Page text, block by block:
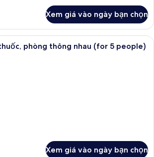
Xem giá vào ngày bạn chọn
Phòng, không hút thuốc, phòng
phòng thông nhau (for 5 people)
Xem giá vào ngày bạn chọn